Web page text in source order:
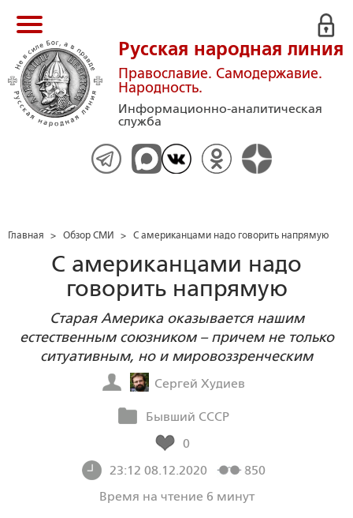
Русская народная линия
Православие. Самодержавие.
Народность.
Информационно-аналитическая
служба
Главная > Обзор СМИ > С американцами надо говорить напрямую
С американцами надо
говорить напрямую
Старая Америка оказывается нашим
естественным союзником – причем не только
ситуативным, но и мировоззренческим
Сергей Худиев
Бывший СССР
0
23:12 08.12.2020
850
Время на чтение 6 минут